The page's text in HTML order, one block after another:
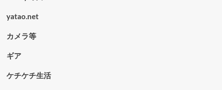
yatao.net
カメラ等
ギア
ケチケチ生活